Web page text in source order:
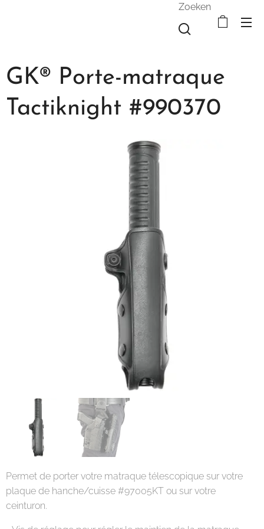
Zoeken
GK® Porte-matraque
Tactiknight #990370
Permet de porter votre matraque télescopique sur votre
plaque de hanche/cuisse #97005KT ou sur votre
ceinturon.